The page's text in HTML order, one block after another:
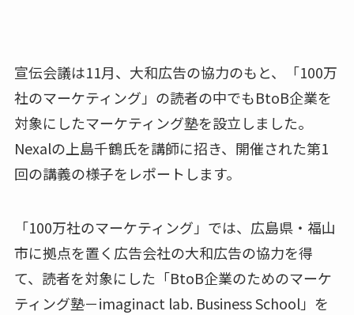
宣伝会議は11月、大和広告の協力のもと、「100万
社のマーケティング」の読者の中でもBtoB企業を
対象にしたマーケティング塾を設立しました。
Nexalの上島千鶴氏を講師に招き、開催された第1
回の講義の様子をレポートします。
「100万社のマーケティング」では、広島県・福山
市に拠点を置く広告会社の大和広告の協力を得
て、読者を対象にした「BtoB企業のためのマーケ
ティング塾－imaginact lab. Business School」を